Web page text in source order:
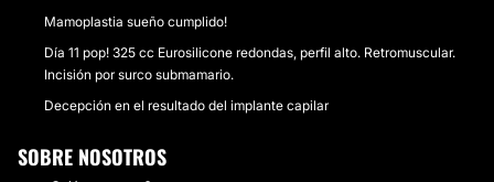
Mamoplastia sueño cumplido!
Día 11 pop! 325 cc Eurosilicone redondas, perfil alto. Retromuscular.
Incisión por surco submamario.
Decepción en el resultado del implante capilar
SOBRE NOSOTROS